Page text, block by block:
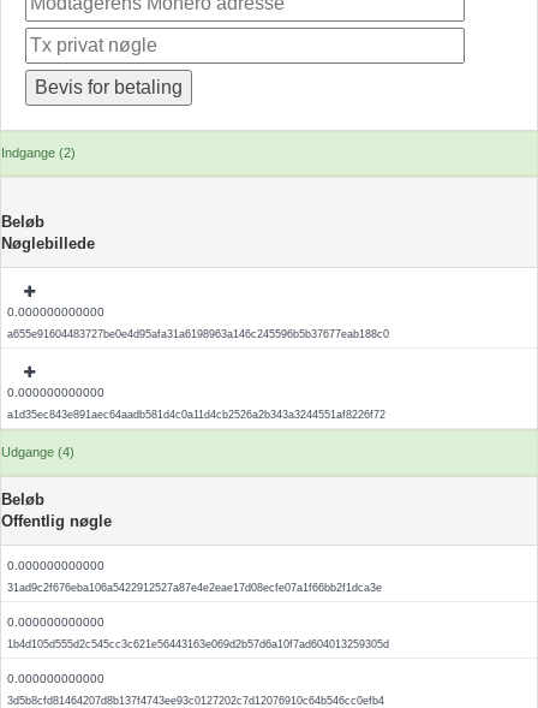
Indgange (2)
Beløb
Nøglebillede
0.000000000000
a655e91604483727be0e4d95afa31a6198963a146c245596b5b37677eab188c0
0.000000000000
a1d35ec843e891aec64aadb581d4c0a11d4cb2526a2b343a3244551af8226f72
Udgange (4)
Beløb
Offentlig nøgle
0.000000000000
31ad9c2f676eba106a5422912527a87e4e2eae17d08ecfe07a1f66bb2f1dca3e
0.000000000000
1b4d105d555d2c545cc3c621e56443163e069d2b57d6a10f7ad604013259305d
0.000000000000
3d5b8cfd81464207d8b137f4743ee93c0127202c7d12076910c64b546cc0efb4